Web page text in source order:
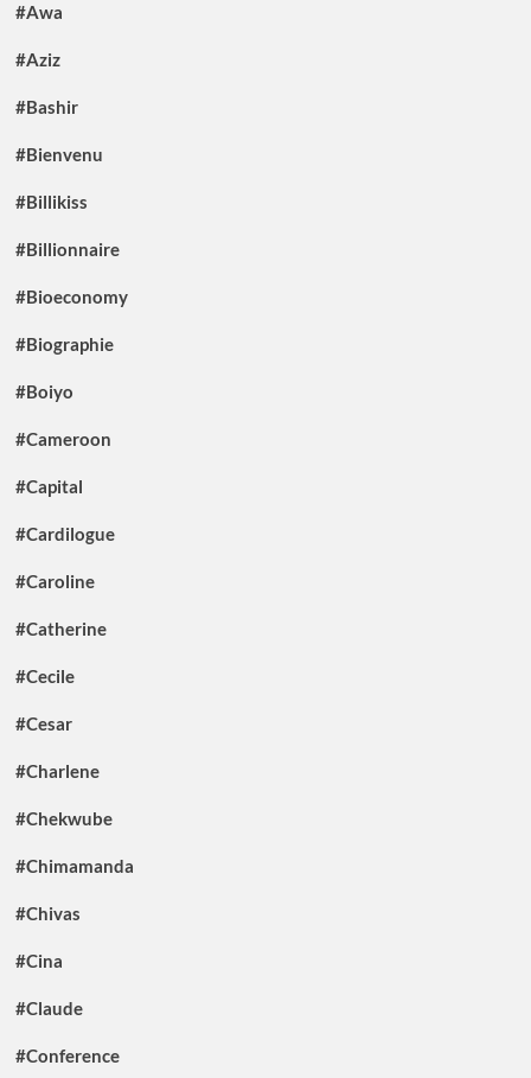
#Awa
#Aziz
#Bashir
#Bienvenu
#Billikiss
#Billionnaire
#Bioeconomy
#Biographie
#Boiyo
#Cameroon
#Capital
#Cardilogue
#Caroline
#Catherine
#Cecile
#Cesar
#Charlene
#Chekwube
#Chimamanda
#Chivas
#Cina
#Claude
#Conference